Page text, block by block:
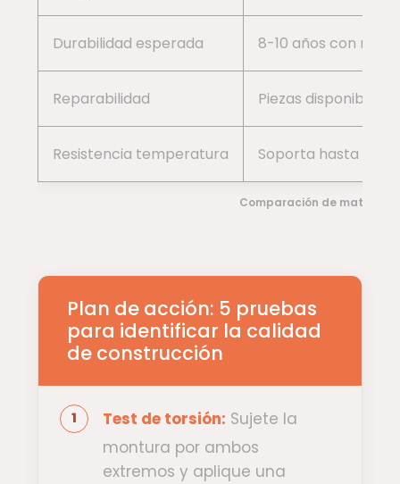
Comparación de
Durabilidad esperada 8-10 años con
Reparabilidad Piezas disponibles
Resistencia temperatura Soporta hasta
Plan de acción: 5 pruebas
para identificar la calidad
de construcción
Test de torsión: Sujete la
montura por ambos
extremos y aplique una